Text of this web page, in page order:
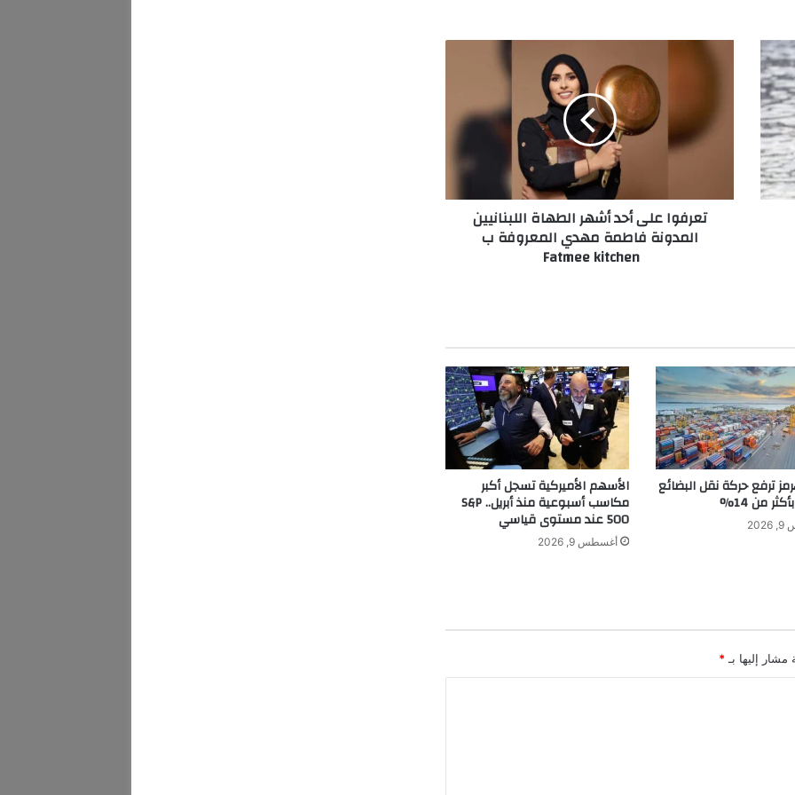
ى
ا
ل
ط
ه
ا
ة
ا
ل
ن
ل
م
تعرفوا على أحد أشهر الطهاة اللبنانيين
المدونة فاطمة مهدي المعروفة ب
Fatmee kitchen
ترفع حركة نقل البضائع
من 14%
الأسهم الأميركية تسجل أكبر
مكاسب أسبوعية منذ أبريل.. S&P
500 عند مستوى قياسي
أغسطس 9, 2026
مشار إليها بـ*